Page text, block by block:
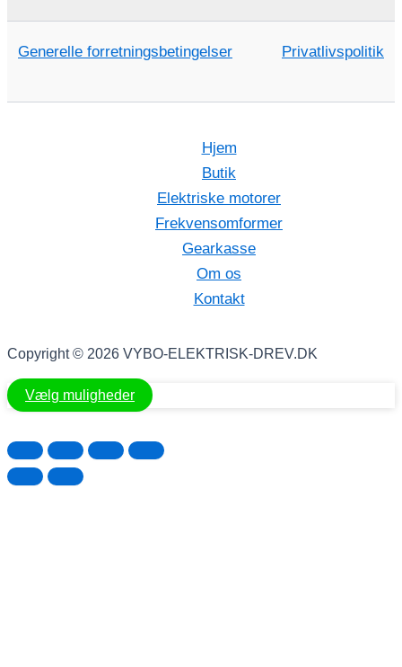
Generelle forretningsbetingelser Privatlivspolitik
Hjem
Butik
Elektriske motorer
Frekvensomformer
Gearkasse
Om os
Kontakt
Copyright © 2026 VYBO-ELEKTRISK-DREV.DK
Vælg muligheder